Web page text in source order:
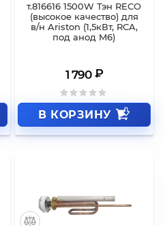
т.816616 1500W Тэн RECO
(высокое качество) для
в/н Ariston (1,5кВт, RCA,
под анод M6)
1 790 ₽
В КОРЗИНУ